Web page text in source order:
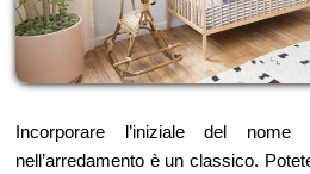
Incorporare l’iniziale del
nell’arredamento è un classico.